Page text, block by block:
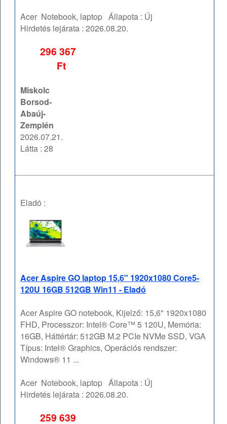
Acer Notebook, laptop Állapota : Új
Hirdetés lejárata :2026.08.20.
296 367
Ft
Miskolc
Borsod-
Abaúj-
Zemplén
2026.07.21.
Látta : 28
Eladó :
Acer Aspire GO laptop 15,6" 1920x1080 Core5-
120U 16GB 512GB Win11 - Eladó
Acer Aspire GO notebook, Kijelző: 15,6" 1920x1080
FHD, Processzor: Intel® Core™ 5 120U, Memória:
16GB, Háttértár: 512GB M.2 PCIe NVMe SSD, VGA
Típus: Intel® Graphics, Operációs rendszer:
Windows® 11 ...
Acer Notebook, laptop Állapota : Új
Hirdetés lejárata :2026.08.20.
259 639